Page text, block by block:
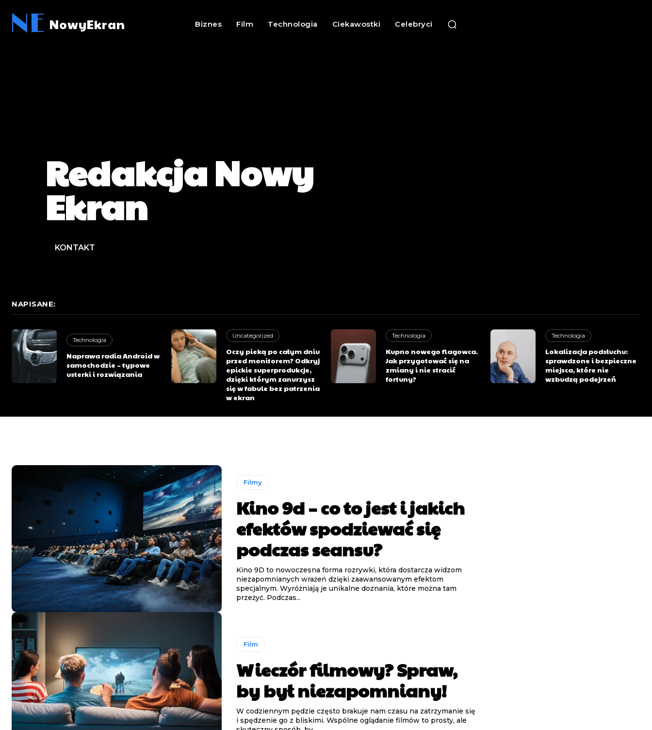
NE NowyEkran Biznes Film Technologia Ciekawostki Celebryci
Redakcja Nowy
Ekran
KONTAKT
NAPISANE:
Technologia
Naprawa radia Android w
samochodzie – typowe
usterki i rozwiązania
Uncategorized
Oczy pieką po całym dniu
przed monitorem? Odkryj
epickie superprodukcje,
dzięki którym zanurzysz
się w fabule bez patrzenia
w ekran
Technologia
Kupno nowego flagowca.
Jak przygotować się na
zmiany i nie stracić
fortuny?
Technologia
Lokalizacja podsłuchu:
sprawdzone i bezpieczne
miejsca, które nie
wzbudzą podejrzeń
Filmy
Kino 9d – co to jest i jakich
efektów spodziewać się
podczas seansu?
Kino 9D to nowoczesna forma rozrywki, która dostarcza widzom
niezapomnianych wrażeń dzięki zaawansowanym efektom
specjalnym. Wyróżniają je unikalne doznania, które można tam
przeżyć. Podczas...
Film
Wieczór filmowy? Spraw,
by był niezapomniany!
W codziennym pędzie często brakuje nam czasu na zatrzymanie się
i spędzenie go z bliskimi. Wspólne oglądanie filmów to prosty, ale